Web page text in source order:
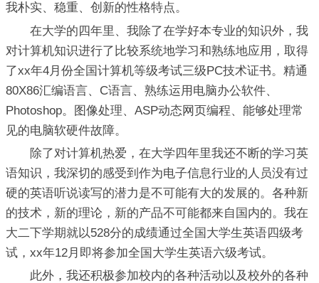
我朴实、稳重、创新的性格特点。
在大学的四年里、我除了在学好本专业的知识外，我
对计算机知识进行了比较系统地学习和熟练地应用，取得
了xx年4月份全国计算机等级考试三级PC技术证书。精通
80X86汇编语言、C语言、熟练运用电脑办公软件、
Photoshop。图像处理、ASP动态网页编程、能够处理常
见的电脑软硬件故障。
除了对计算机热爱，在大学四年里我还不断的学习英
语知识，我深切的感受到作为电子信息行业的人员没有过
硬的英语听说读写的潜力是不可能有大的发展的。各种新
的技术，新的理论，新的产品不可能都来自国内的。我在
大二下学期就以528分的成绩通过全国大学生英语四级考
试，xx年12月即将参加全国大学生英语六级考试。
此外，我还积极参加校内的各种活动以及校外的各种